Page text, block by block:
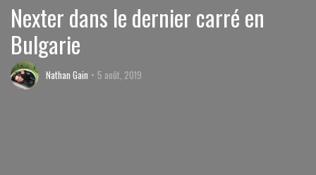
Nexter dans le dernier carré en
Bulgarie
Nathan Gain 5 août, 2019